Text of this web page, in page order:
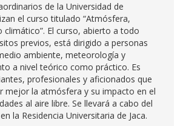
de la Universidad de
el curso titulado “Atmósfera,
El curso, abierto a todo
previos, está dirigido a personas
ambiente, meteorología y
a nivel teórico como práctico. Es
profesionales y aficionados que
mejor la atmósfera y su impacto en el
al aire libre. Se llevará a cabo del
la Residencia Universitaria de Jaca.